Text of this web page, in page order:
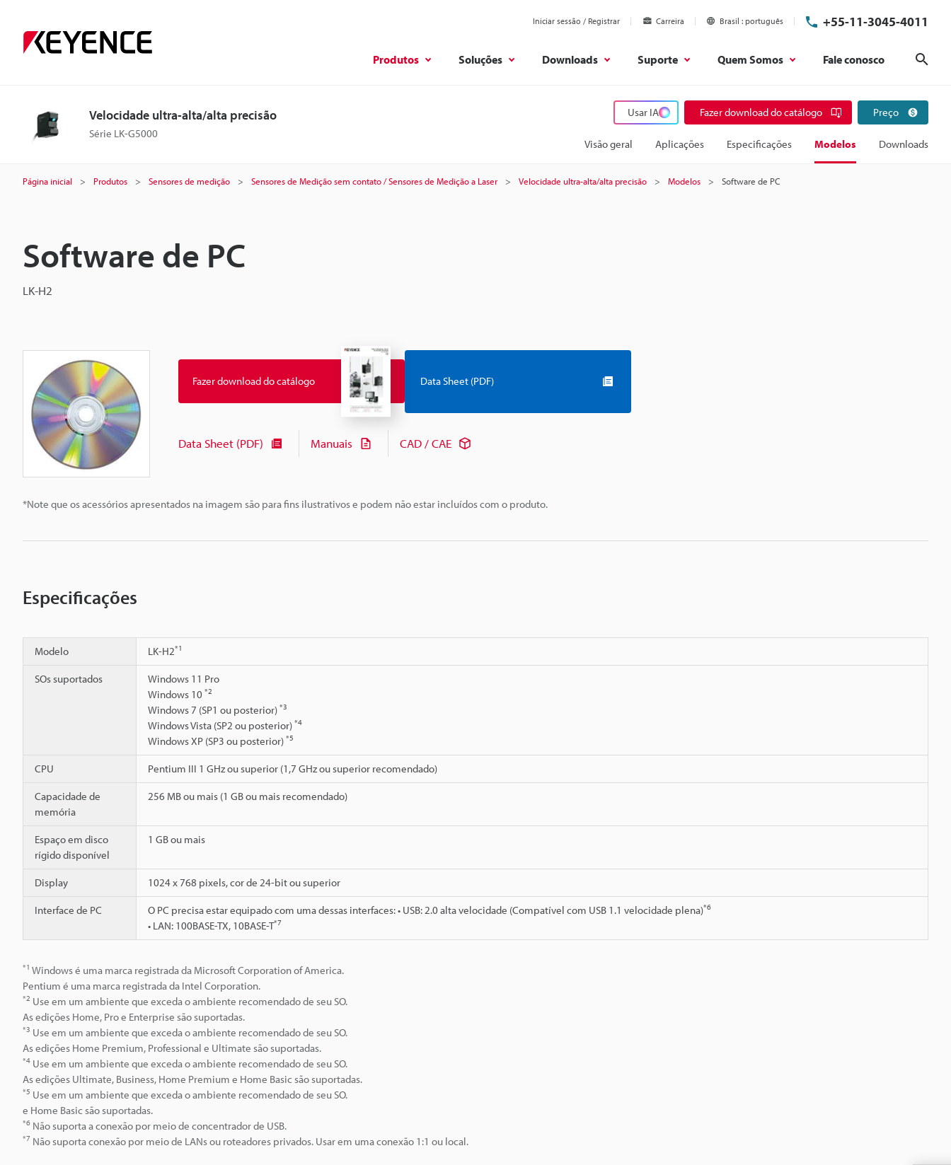
Iniciar sessão / Registrar Carreira Brasil português +55-11-3045-4011
Produtos Soluções Downloads Suporte Quem Somos Fale conosco
Velocidade ultra-alta/alta precisão
Série LK-G5000
Usar IA Fazer download do catálogo Preço
Visão geral Aplicações Especificações Modelos Downloads
Página inicial Produtos Sensores de medição Sensores de Medição sem contato / Sensores de Medição a Laser Velocidade ultra-alta/alta precisão Modelos Software de PC
Software de PC
LK-H2
*Note que os acessórios apresentados na imagem são para fins ilustrativos e podem não estar incluídos com o produto.
Fazer download do catálogo Data Sheet (PDF)
Data Sheet (PDF) Manuais CAD / CAE
Especificações
Modelo LK-H2*1
SOs suportados
Windows 11 Pro
Windows 10 *2
Windows 7 (SP1 ou posterior) *3
Windows Vista (SP2 ou posterior) *4
Windows XP (SP3 ou posterior) *5
CPU Pentium III 1 GHz ou superior (1,7 GHz ou superior recomendado)
Capacidade de
memória
256 MB ou mais (1 GB ou mais recomendado)
Espaço em disco
rígido disponível
1 GB ou mais
Display 1024 x 768 pixels, cor de 24-bit ou superior
Interface de PC O PC precisa estar equipado com uma dessas interfaces: • USB: 2.0 alta velocidade (Compatível com USB 1.1 velocidade plena)*6
• LAN: 100BASE-TX, 10BASE-T*7
*1 Windows é uma marca registrada da Microsoft Corporation of America.
Pentium é uma marca registrada da Intel Corporation.
*2 Use em um ambiente que exceda o ambiente recomendado de seu SO.
As edições Home, Pro e Enterprise são suportadas.
*3 Use em um ambiente que exceda o ambiente recomendado de seu SO.
As edições Home Premium, Professional e Ultimate são suportadas.
*4 Use em um ambiente que exceda o ambiente recomendado de seu SO.
As edições Ultimate, Business, Home Premium e Home Basic são suportadas.
*5 Use em um ambiente que exceda o ambiente recomendado de seu SO.
e Home Basic são suportadas.
*6 Não suporta a conexão por meio de concentrador de USB.
*7 Não suporta conexão por meio de LANs ou roteadores privados. Usar em uma conexão 1:1 ou local.